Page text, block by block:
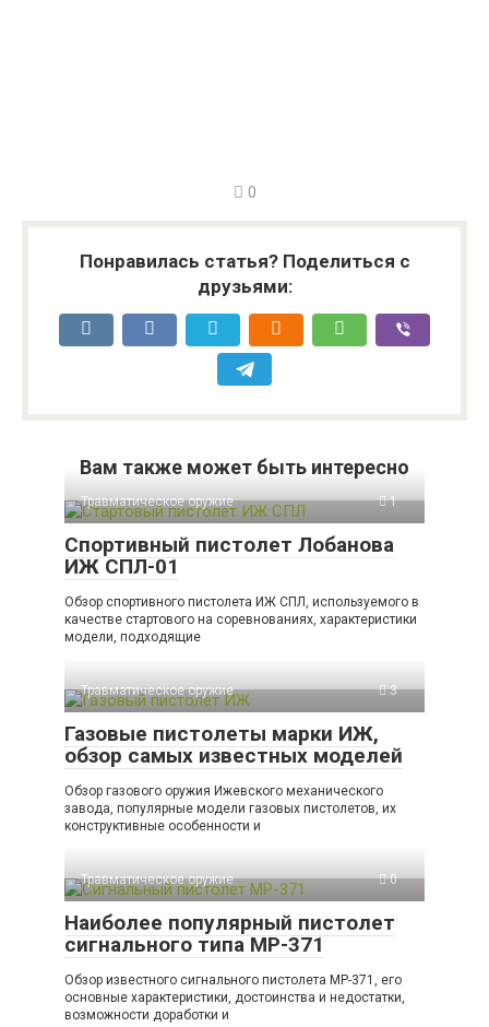
0
Понравилась статья? Поделиться с
друзьями:
Вам также может быть интересно
Травматическое оружие 1
Спортивный пистолет Лобанова
ИЖ СПЛ-01
Обзор спортивного пистолета ИЖ СПЛ, используемого в
качестве стартового на соревнованиях, характеристики
модели, подходящие
Травматическое оружие 3
Газовые пистолеты марки ИЖ,
обзор самых известных моделей
Обзор газового оружия Ижевского механического
завода, популярные модели газовых пистолетов, их
конструктивные особенности и
Травматическое оружие 0
Наиболее популярный пистолет
сигнального типа МР-371
Обзор известного сигнального пистолета МР-371, его
основные характеристики, достоинства и недостатки,
возможности доработки и